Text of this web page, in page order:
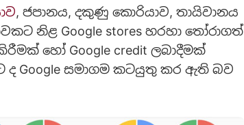
, ජපානය, දකුණු කොරියාව, තායිවානය
නිළ Google stores හරහා තෝරාගත්
හෝ Google credit ලබාදීමක්
ද Google සමාගම කටයුතු කර ඇති බව